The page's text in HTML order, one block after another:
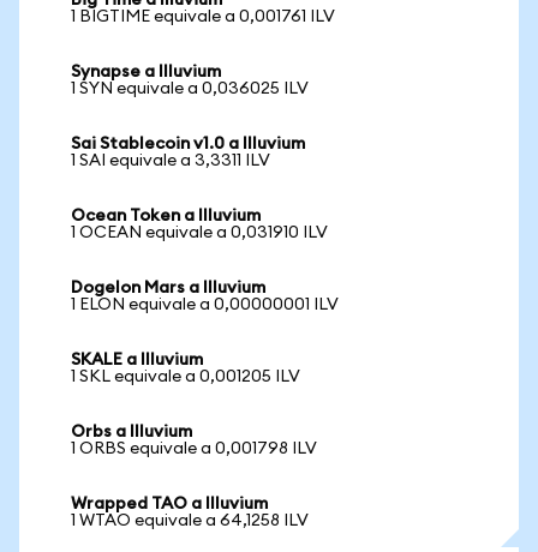
1 BIGTIME equivale a 0,001761 ILV
Synapse a Illuvium
1 SYN equivale a 0,036025 ILV
Sai Stablecoin v1.0 a Illuvium
1 SAI equivale a 3,3311 ILV
Ocean Token a Illuvium
1 OCEAN equivale a 0,031910 ILV
Dogelon Mars a Illuvium
1 ELON equivale a 0,00000001 ILV
SKALE a Illuvium
1 SKL equivale a 0,001205 ILV
Orbs a Illuvium
1 ORBS equivale a 0,001798 ILV
Wrapped TAO a Illuvium
1 WTAO equivale a 64,1258 ILV